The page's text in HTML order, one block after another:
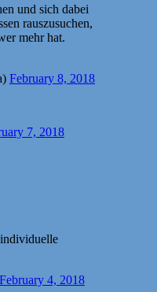
und sich dabei
rauszusuchen,
mehr hat.
February 8, 2018
7, 2018
February 4, 2018